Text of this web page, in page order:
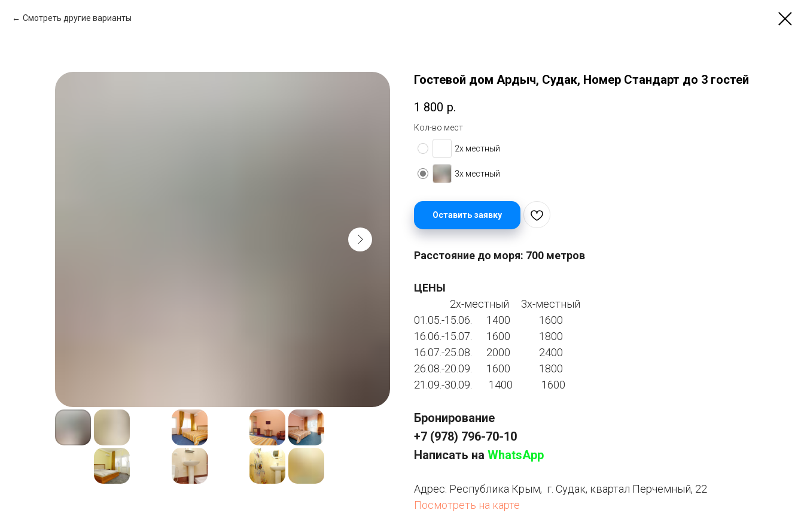
Смотреть другие варианты
Гостевой дом Ардыч, Судак, Номер Стандарт до 3 гостей
1 800 р.
Кол-во мест
2х местный
3х местный
Оставить заявку
Расстояние до моря: 700 метров
ЦЕНЫ
2х-местный 3х-местный
01.05.-15.06. 1400 1600
16.06.-15.07. 1600 1800
16.07.-25.08. 2000 2400
26.08.-20.09. 1600 1800
21.09.-30.09. 1400 1600
Бронирование
+7 (978) 796-70-10
Написать на WhatsApp
Адрес: Республика Крым, г. Судак, квартал Перчемный, 22
Посмотреть на карте